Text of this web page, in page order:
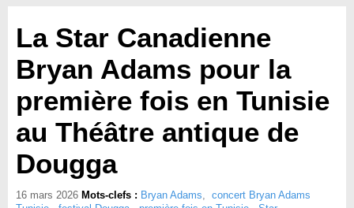
La Star Canadienne
Bryan Adams pour la
première fois en Tunisie
au Théâtre antique de
Dougga
16 mars 2026 Mots-clefs : Bryan Adams, concert Bryan Adams